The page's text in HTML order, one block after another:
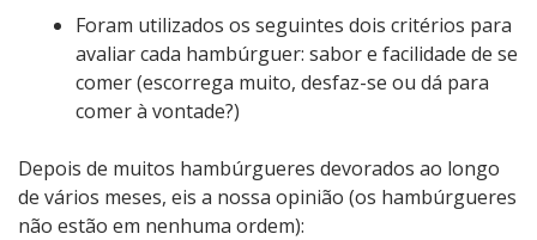
Foram utilizados os seguintes dois critérios para
avaliar cada hambúrguer: sabor e facilidade de se
comer (escorrega muito, desfaz-se ou dá para
comer à vontade?)
Depois de muitos hambúrgueres devorados ao longo
de vários meses, eis a nossa opinião (os hambúrgueres
não estão em nenhuma ordem):